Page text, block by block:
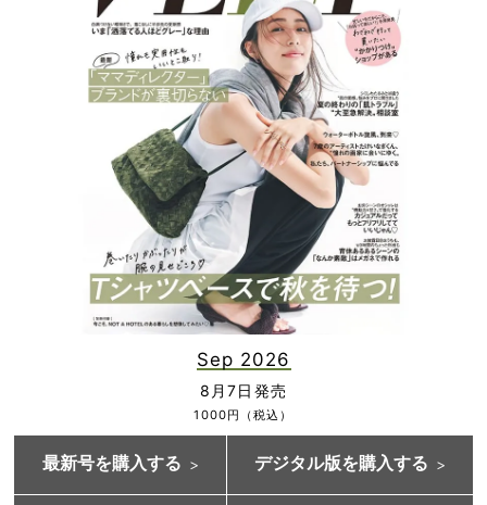
Sep 2026
8月7日発売
1000円（税込）
最新号を購入する デジタル版を購入する